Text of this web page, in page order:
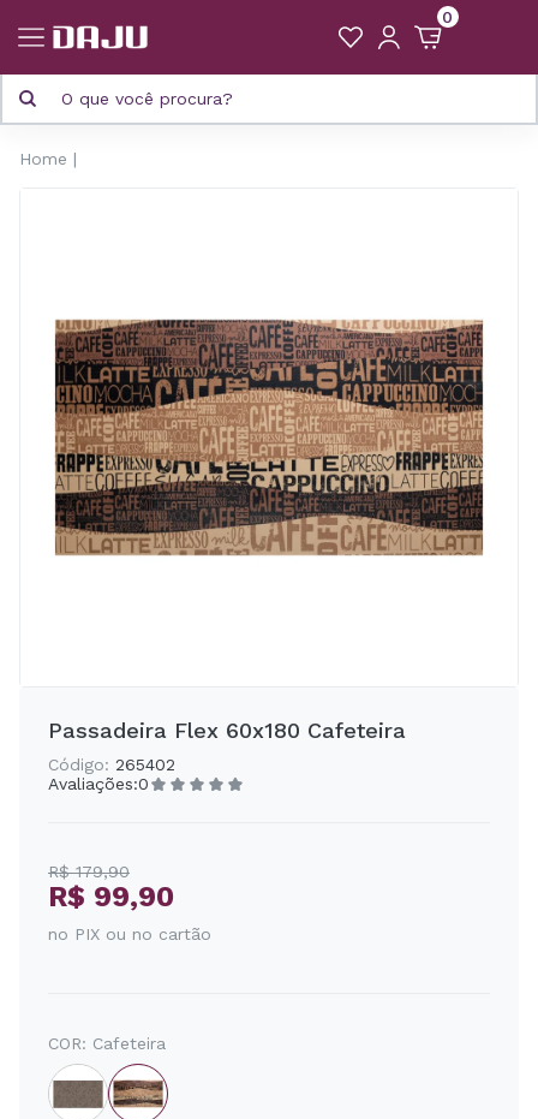
0
Home
Passadeira Flex 60x180 Cafeteira
Código: 265402
Avaliações:0
R$ 179,90
R$ 99,90
no PIX ou no cartão
COR: Cafeteira